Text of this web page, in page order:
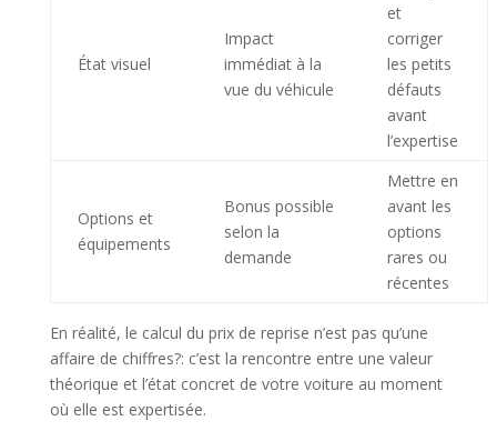
État visuel
Impact
immédiat à la
vue du véhicule
et
corriger
les petits
défauts
avant
l’expertise
Options et
équipements
Bonus possible
selon la
demande
Mettre en
avant les
options
rares ou
récentes
En réalité, le calcul du prix de reprise n’est pas qu’une
affaire de chiffres?: c’est la rencontre entre une valeur
théorique et l’état concret de votre voiture au moment
où elle est expertisée.